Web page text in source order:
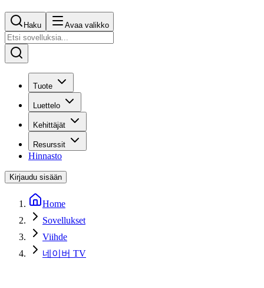
Haku Avaa valikko
Tuote
Luettelo
Kehittäjät
Resurssit
Hinnasto
Kirjaudu sisään
Home
Sovellukset
Viihde
네이버 TV